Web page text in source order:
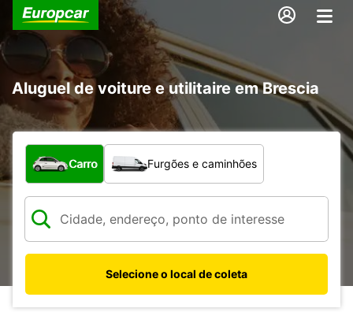
Aluguel de voiture e utilitaire em Brescia
Qual tipo de veículo?
Carro Furgões e caminhões
Selecione o local de coleta